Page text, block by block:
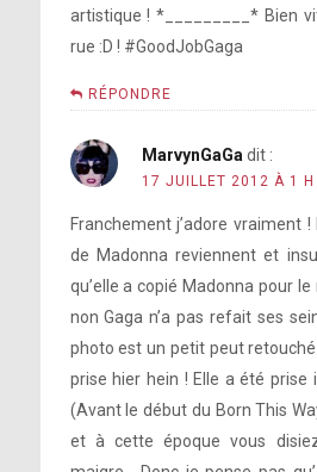
artistique ! *_________* Bien
rue :D ! #GoodJobGaga
RÉPONDRE
MarvynGaGa dit :
17 JUILLET 2012 À 1 H
Franchement j’adore vraiment
de Madonna reviennent et
qu’elle a copié Madonna pour
non Gaga n’a pas refait ses
photo est un petit peut
prise hier hein ! Elle a été prise
(Avant le début du Born This
et à cette époque vous